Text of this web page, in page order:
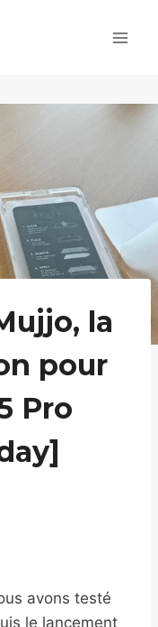
la
pour
Pro
avons testé
le lancement